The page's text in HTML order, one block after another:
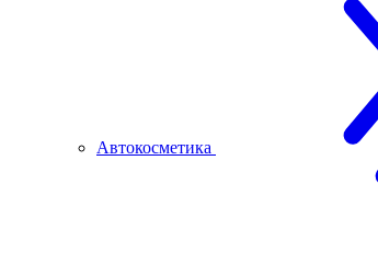
Автокосметика